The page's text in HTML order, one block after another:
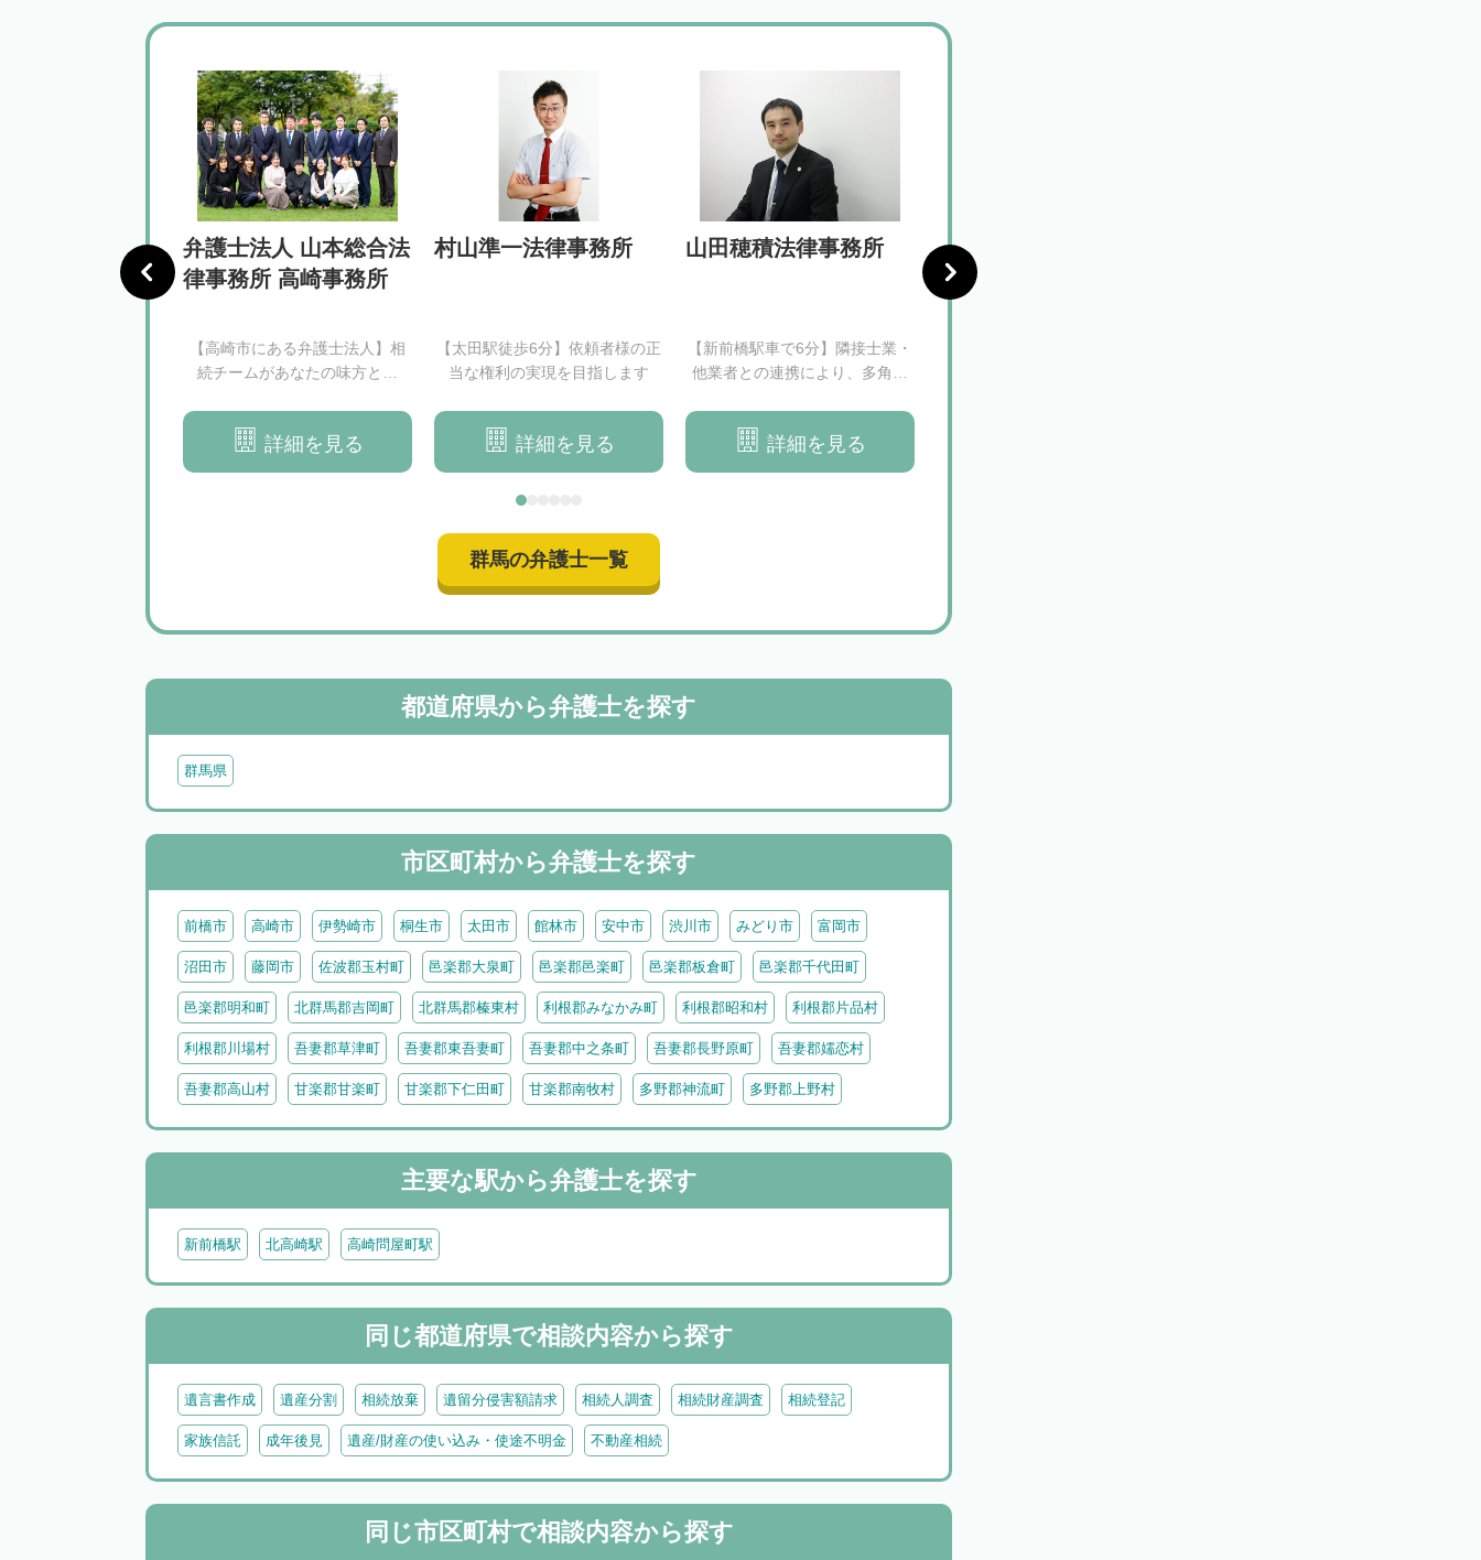
人杉本法律事
弁護士法人 山本総合法
律事務所 高崎事務所
【高崎市にある弁護士法人】相
続チームがあなたの味方とな
詳細を見る
村山準一法律事務所
【太田駅徒歩6分】依頼者様の正
当な権利の実現を目指します
詳細を見る
山田穂積法律事務所
【新前橋駅車で6分】隣接士業・
他業者との連携により、多角的
詳細を見る
弁護士法人TLEO虎ノ
門法律経済事務所 高崎
群馬の弁護士一覧
都道府県から弁護士を探す
群馬県
市区町村から弁護士を探す
前橋市 高崎市 伊勢崎市 桐生市 太田市 館林市 安中市 渋川市 みどり市 富岡市
沼田市 藤岡市 佐波郡玉村町 邑楽郡大泉町 邑楽郡邑楽町 邑楽郡板倉町 邑楽郡千代田町
邑楽郡明和町 北群馬郡吉岡町 北群馬郡榛東村 利根郡みなかみ町 利根郡昭和村 利根郡片品村
利根郡川場村 吾妻郡草津町 吾妻郡東吾妻町 吾妻郡中之条町 吾妻郡長野原町 吾妻郡嬬恋村
吾妻郡高山村 甘楽郡甘楽町 甘楽郡下仁田町 甘楽郡南牧村 多野郡神流町 多野郡上野村
主要な駅から弁護士を探す
新前橋駅 北高崎駅 高崎問屋町駅
同じ都道府県で相談内容から探す
遺言書作成 遺産分割 相続放棄 遺留分侵害額請求 相続人調査 相続財産調査 相続登記
家族信託 成年後見 遺産/財産の使い込み・使途不明金 不動産相続
同じ市区町村で相談内容から探す